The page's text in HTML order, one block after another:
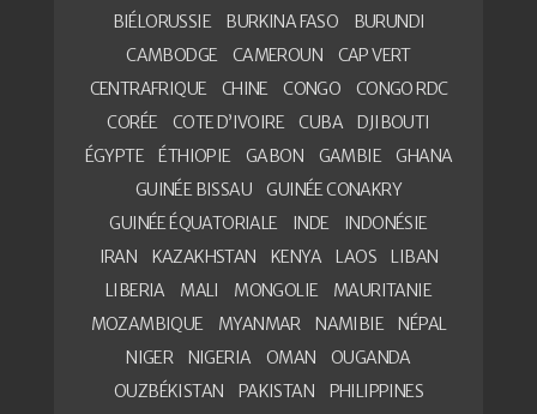
BIÉLORUSSIE
BURKINA FASO
BURUNDI
CAMBODGE
CAMEROUN
CAP VERT
CENTRAFRIQUE
CHINE CONGO
CONGO RDC
CORÉE
COTE D’IVOIRE CUBA
DJIBOUTI
ÉGYPTE
ÉTHIOPIE GABON GAMBIE
GHANA
GUINÉE BISSAU
GUINÉE CONAKRY
GUINÉE ÉQUATORIALE
INDE
INDONÉSIE
IRAN
KAZAKHSTAN KENYA LAOS
LIBAN
LIBERIA
MALI MONGOLIE
MAURITANIE
MOZAMBIQUE
MYANMAR NAMIBIE
NÉPAL
NIGER
NIGERIA OMAN
OUGANDA
OUZBÉKISTAN
PAKISTAN
PHILIPPINES